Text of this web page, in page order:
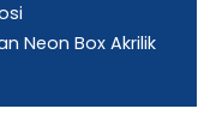
Neon Box Akrilik